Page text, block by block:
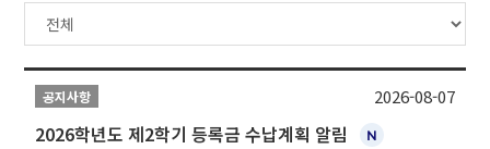
공지사항
2026학년도 제2학기 등록금 수납계획 알림
2026-08-07